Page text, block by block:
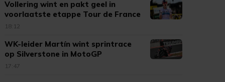
Vollering wint en pakt geel in
voorlaatste etappe Tour de France
18:12
WK-leider Martín wint sprintrace
op Silverstone in MotoGP
17:47